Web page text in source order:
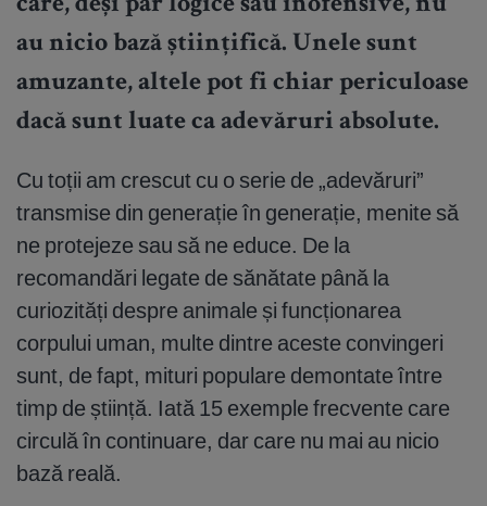
care, deși par logice sau inofensive, nu
au nicio bază științifică. Unele sunt
amuzante, altele pot fi chiar periculoase
dacă sunt luate ca adevăruri absolute.
Cu toții am crescut cu o serie de „adevăruri”
transmise din generație în generație, menite să
ne protejeze sau să ne educe. De la
recomandări legate de sănătate până la
curiozități despre animale și funcționarea
corpului uman, multe dintre aceste convingeri
sunt, de fapt, mituri populare demontate între
timp de știință. Iată 15 exemple frecvente care
circulă în continuare, dar care nu mai au nicio
bază reală.